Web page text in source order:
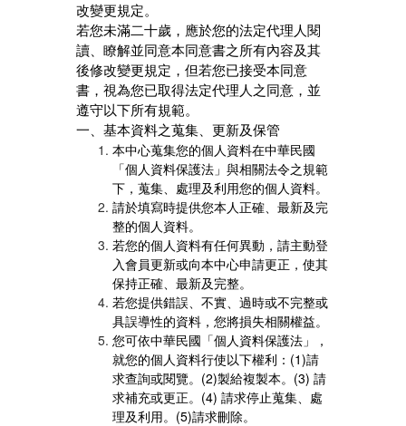
改變更規定。
若您未滿二十歲，應於您的法定代理人閱
讀、瞭解並同意本同意書之所有內容及其
後修改變更規定，但若您已接受本同意
書，視為您已取得法定代理人之同意，並
遵守以下所有規範。
一、基本資料之蒐集、更新及保管
本中心蒐集您的個人資料在中華民國
「個人資料保護法」與相關法令之規範
下，蒐集、處理及利用您的個人資料。
請於填寫時提供您本人正確、最新及完
整的個人資料。
若您的個人資料有任何異動，請主動登
入會員更新或向本中心申請更正，使其
保持正確、最新及完整。
若您提供錯誤、不實、過時或不完整或
具誤導性的資料，您將損失相關權益。
您可依中華民國「個人資料保護法」，
就您的個人資料行使以下權利：(1)請
求查詢或閱覽。(2)製給複製本。(3) 請
求補充或更正。(4) 請求停止蒐集、處
理及利用。(5)請求刪除。